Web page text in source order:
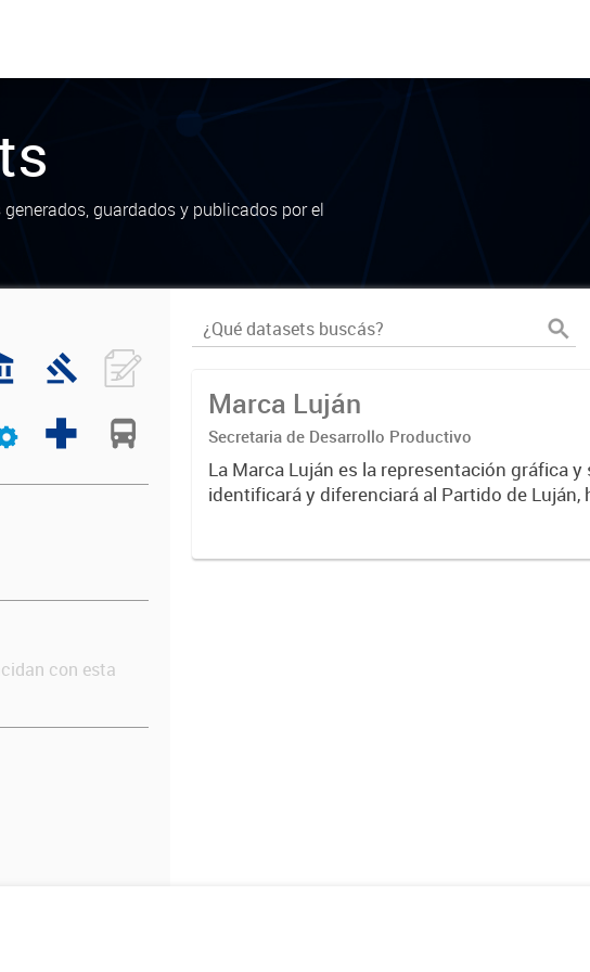
guardados y publicados por el
con esta
Marca Luján
Secretaria de Desarrollo Productivo
La Marca Luján es la representación gráfica
identificará y diferenciará al Partido de Luján,